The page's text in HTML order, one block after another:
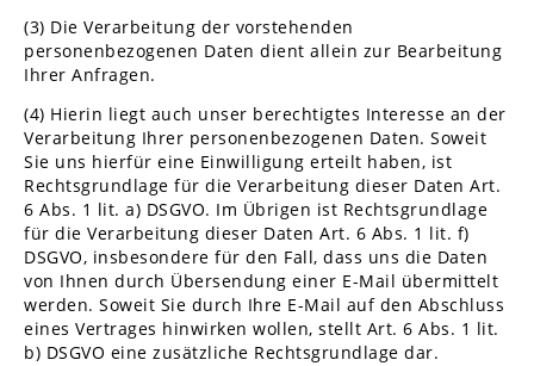
(3) Die Verarbeitung der vorstehenden
personenbezogenen Daten dient allein zur Bearbeitung
Ihrer Anfragen.
(4) Hierin liegt auch unser berechtigtes Interesse an der
Verarbeitung Ihrer personenbezogenen Daten. Soweit
Sie uns hierfür eine Einwilligung erteilt haben, ist
Rechtsgrundlage für die Verarbeitung dieser Daten Art.
6 Abs. 1 lit. a) DSGVO. Im Übrigen ist Rechtsgrundlage
für die Verarbeitung dieser Daten Art. 6 Abs. 1 lit. f)
DSGVO, insbesondere für den Fall, dass uns die Daten
von Ihnen durch Übersendung einer E-Mail übermittelt
werden. Soweit Sie durch Ihre E-Mail auf den Abschluss
eines Vertrages hinwirken wollen, stellt Art. 6 Abs. 1 lit.
b) DSGVO eine zusätzliche Rechtsgrundlage dar.